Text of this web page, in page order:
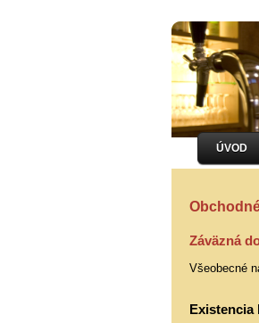
ÚVOD
Záväzná
Všeobecné
Existencia